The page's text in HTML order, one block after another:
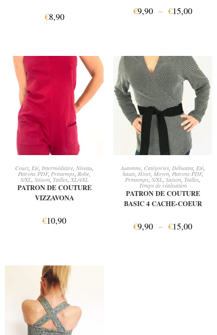
€8,90 €9,90 – €15,00
AJOUTER AU PANIER
Court, Eté, Intermédiaire, Niveau,
Patrons PDF, Printemps, Robe,
S/XL, Saison, Tailles,XL/4XL
PATRON DE COUTURE
VIZZAVONA
€10,90
CHOIX DES OPTIONS
Automne, Catégories, Débutant, Eté,
hauts, Hiver, Moyen, Patrons PDF,
Printemps,S/XL, Saison, Tailles,
Temps de réalisation
PATRON DE COUTURE
BASIC 4 CACHE-COEUR
€9,90 – €15,00